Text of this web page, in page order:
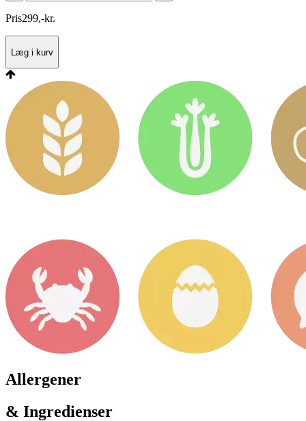
Pris299,-kr.
Læg i kurv
Allergener
& Ingredienser